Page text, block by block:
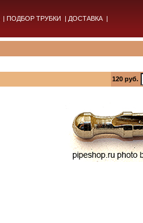
| ПОДБОР ТРУБКИ | ДОСТАВКА |
120 руб.